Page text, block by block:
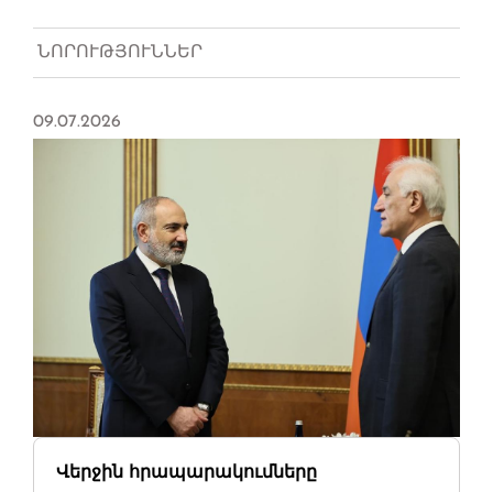
ՆՈՐՈՒԹՅՈՒՆՆԵՐ
09.07.2026
Վերջին հրապարակումները